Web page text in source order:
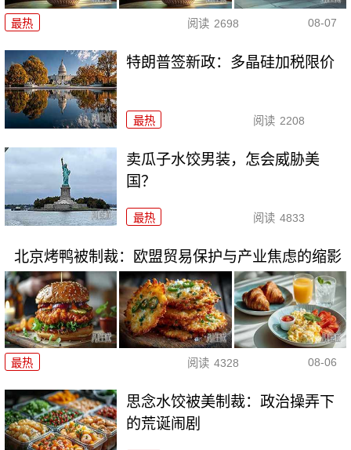
最热 阅读 2698 08-07
特朗普签新政：多晶硅加税限价
最热 阅读 2208
卖瓜子水饺男装，怎会威胁美
国？
最热 阅读 4833
北京烤鸭被制裁：欧盟贸易保护与产业焦虑的缩影
最热 阅读 4328 08-06
思念水饺被美制裁：政治操弄下
的荒诞闹剧